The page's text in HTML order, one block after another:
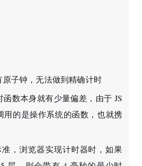
子钟，无法做到精确计时
数本身就有少量偏差，由于 JS
用的是操作系统的函数，也就携
，浏览器实现计时器时，如果